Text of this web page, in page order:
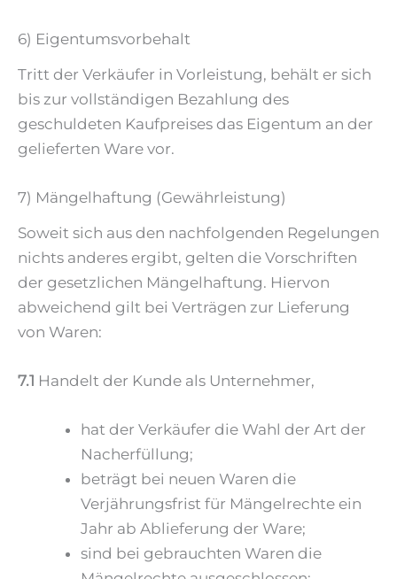
6) Eigentumsvorbehalt
Tritt der Verkäufer in Vorleistung, behält er sich
bis zur vollständigen Bezahlung des
geschuldeten Kaufpreises das Eigentum an der
gelieferten Ware vor.
7) Mängelhaftung (Gewährleistung)
Soweit sich aus den nachfolgenden Regelungen
nichts anderes ergibt, gelten die Vorschriften
der gesetzlichen Mängelhaftung. Hiervon
abweichend gilt bei Verträgen zur Lieferung
von Waren:
7.1 Handelt der Kunde als Unternehmer,
hat der Verkäufer die Wahl der Art der
Nacherfüllung;
beträgt bei neuen Waren die
Verjährungsfrist für Mängelrechte ein
Jahr ab Ablieferung der Ware;
sind bei gebrauchten Waren die